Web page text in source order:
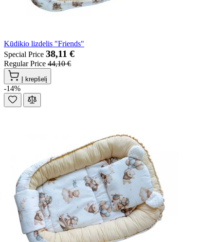
Kūdikio lizdelis "Friends"
Special Price 38,11 €
Regular Price 44,10 €
Į krepšelį
-14%